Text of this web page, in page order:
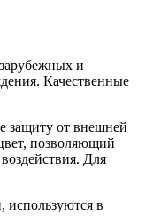
и
Качественные
защиту от внешней
позволяющий
Для
используются в